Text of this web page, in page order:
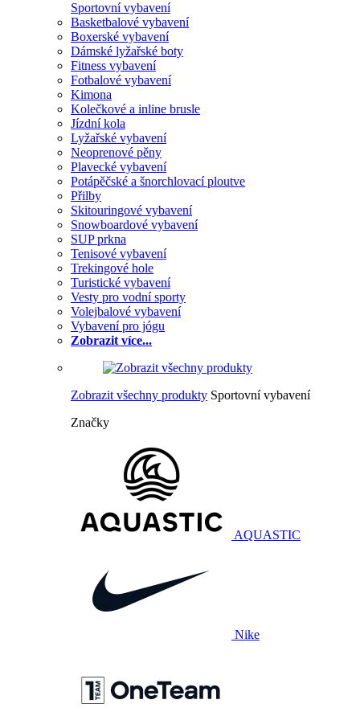
Sportovní vybavení
Basketbalové vybavení
Boxerské vybavení
Dámské lyžařské boty
Fitness vybavení
Fotbalové vybavení
Kimona
Kolečkové a inline brusle
Jízdní kola
Lyžařské vybavení
Neoprenové pěny
Plavecké vybavení
Potápěčské a šnorchlovací ploutve
Přilby
Skitouringové vybavení
Snowboardové vybavení
SUP prkna
Tenisové vybavení
Trekingové hole
Turistické vybavení
Vesty pro vodní sporty
Volejbalové vybavení
Vybavení pro jógu
Zobrazit více...
Zobrazit všechny produkty Sportovní vybavení
Značky
AQUASTIC
Nike